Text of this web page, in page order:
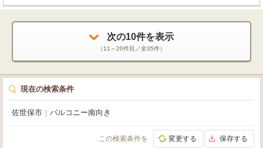
次の10件を表示
（11～20件目／全35件）
現在の検索条件
佐世保市 バルコニー南向き
この検索条件を 変更する 保存する